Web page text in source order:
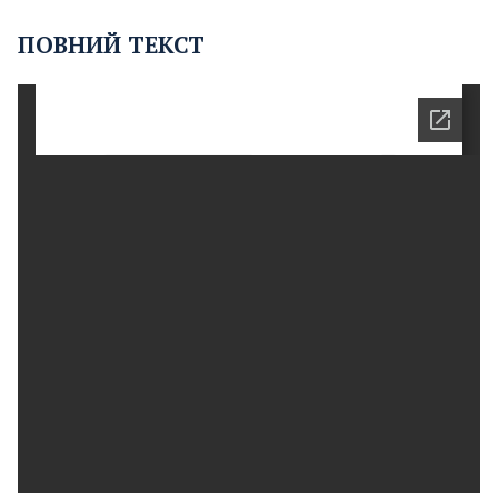
ПОВНИЙ ТЕКСТ